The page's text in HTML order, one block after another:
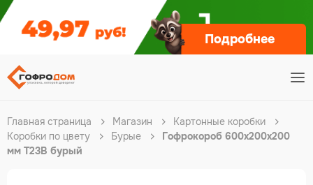
Подробнее
Главная страница Магазин
Картонные коробки
Коробки по цвету
Бурые
Гофрокороб 600х200х200
мм Т23В бурый